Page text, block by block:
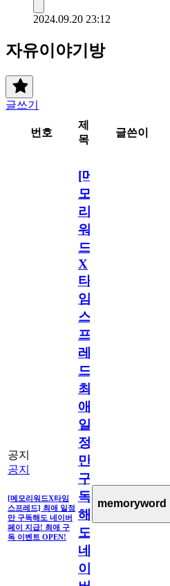
2024.09.20 23:12
자유이야기방
글쓰기
번호
제
목
글쓴이
공지
공지
[메모리워드X타임
스프레드] 최애 일정
만 구독해도 네이버
페이 지급! 최애 구
독 이벤트 OPEN!
[메
모
리
워
드
X
타
임
스
프
레
드]
최
애
일
정
만
구
독
해
도
네
이
memoryword